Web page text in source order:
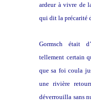
ardeur à vivre de
qui dit la précarité
Gormsch était
tellement certain
que sa foi coula
une rivière
déverrouilla sans